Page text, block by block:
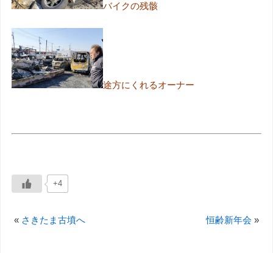
バイクの残骸
途方にくれるオーナー
+4
« さきたま古墳へ 恒齢新年会 »